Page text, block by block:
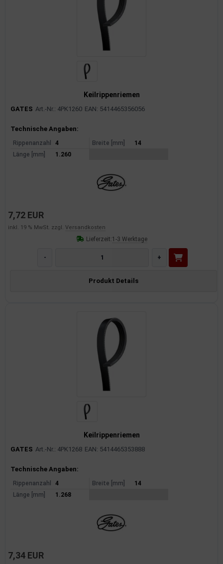
Keilrippenriemen
GATES Art.-Nr.: 4PK1260 EAN: 5414465356056
Produktinformationen
Technische Angaben:
Rippenanzahl 4 Breite [mm]
14
Länge [mm]
1.260
7,72 EUR
inkl. 19 % MwSt. zzgl. Versandkosten
Lieferzeit:1-3 Werktage
- +
Produkt Details
Keilrippenriemen
GATES Art.-Nr.: 4PK1268 EAN: 5414465353888
Produktinformationen
Technische Angaben:
Rippenanzahl 4 Breite [mm]
14
Länge [mm]
1.268
7,34 EUR